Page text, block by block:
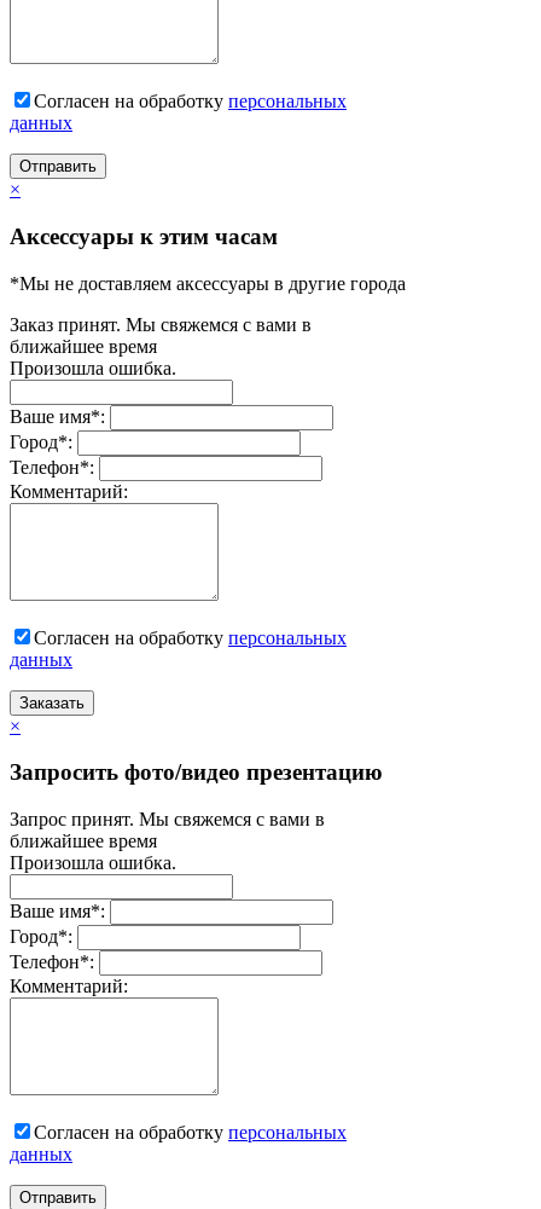
Согласен на обработку персональныx
данных
Отправить
×
Аксессуары к этим часам
*Мы не доставляем аксессуары в другие города
Заказ принят. Мы свяжемся с вами в
ближайшее время
Произошла ошибка.
Ваше имя*:
Город*:
Телефон*:
Комментарий:
Согласен на обработку персональныx
данных
Заказать
×
Запросить фото/видео презентацию
Запрос принят. Мы свяжемся с вами в
ближайшее время
Произошла ошибка.
Ваше имя*:
Город*:
Телефон*:
Комментарий:
Согласен на обработку персональныx
данных
Отправить